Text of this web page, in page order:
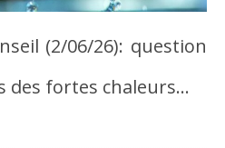
(2/06/26): question
des fortes chaleurs…